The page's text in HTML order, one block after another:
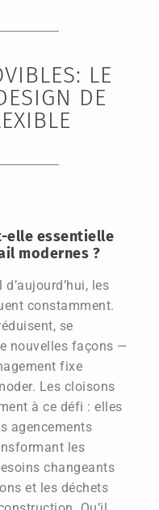
LE
DE
elle essentielle
modernes ?
les
constamment.
se
nouvelles façons —
fixe
Les cloisons
à ce défi : elles
agencements
les
changeants
et les déchets